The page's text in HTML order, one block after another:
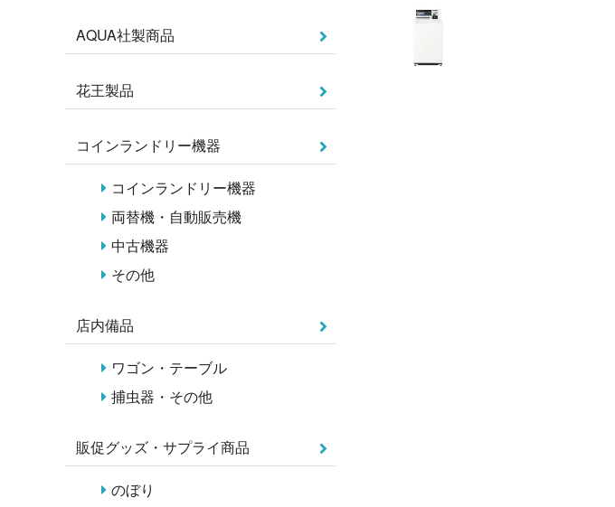
AQUA社製商品
花王製品
コインランドリー機器
コインランドリー機器
両替機・自動販売機
中古機器
その他
店内備品
ワゴン・テーブル
捕虫器・その他
販促グッズ・サプライ商品
のぼり